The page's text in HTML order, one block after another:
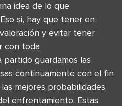
idea de lo que
si, hay que tener en
y evitar tener
con toda
partido guardamos las
continuamente con el fin
mejores probabilidades
enfrentamiento. Estas